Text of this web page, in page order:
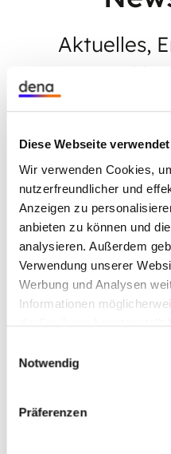
Diese Webseite
Wir verwenden Cookies,
nutzerfreundlicher und
Anzeigen zu
anbieten zu können und
analysieren. Außerdem
Verwendung unserer
Werbung und Analysen
Informationen
Notwendig
Präferenzen
Aktuelles,
Im Newsroom finden
zahlreiche ESC-
mit Best-Practice-
Ihnen aus dem Team
Contracting
den Themen
Transformation des
Presseanfragen:Ulrike
Unsere Filme